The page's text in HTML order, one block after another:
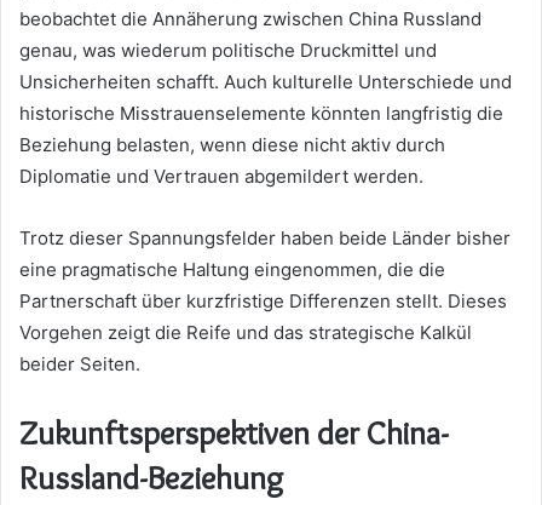
beobachtet die Annäherung zwischen China Russland
genau, was wiederum politische Druckmittel und
Unsicherheiten schafft. Auch kulturelle Unterschiede und
historische Misstrauenselemente könnten langfristig die
Beziehung belasten, wenn diese nicht aktiv durch
Diplomatie und Vertrauen abgemildert werden.
Trotz dieser Spannungsfelder haben beide Länder bisher
eine pragmatische Haltung eingenommen, die die
Partnerschaft über kurzfristige Differenzen stellt. Dieses
Vorgehen zeigt die Reife und das strategische Kalkül
beider Seiten.
Zukunftsperspektiven der China-
Russland-Beziehung